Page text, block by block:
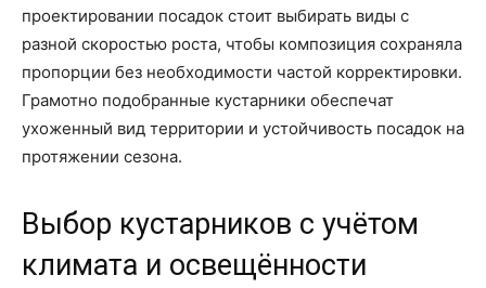
проектировании посадок стоит выбирать виды с
разной скоростью роста, чтобы композиция сохраняла
пропорции без необходимости частой корректировки.
Грамотно подобранные кустарники обеспечат
ухоженный вид территории и устойчивость посадок на
протяжении сезона.
Выбор кустарников с учётом
климата и освещённости